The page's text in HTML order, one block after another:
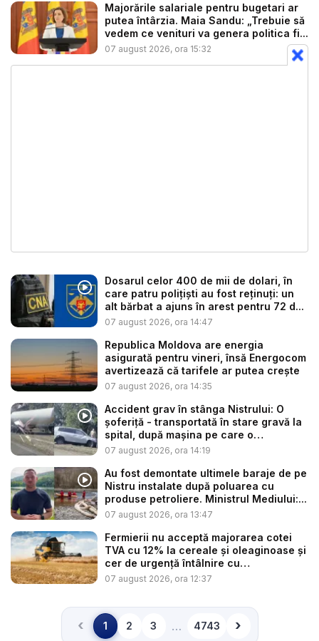
Majorările salariale pentru bugetari ar
putea întârzia. Maia Sandu: „Trebuie să
vedem ce venituri va genera politica fi...
07 august 2026, ora 15:32
Dosarul celor 400 de mii de dolari, în
care patru polițiști au fost reținuți: un
alt bărbat a ajuns în arest pentru 72 d...
07 august 2026, ora 14:47
Republica Moldova are energia
asigurată pentru vineri, însă Energocom
avertizează că tarifele ar putea crește
07 august 2026, ora 14:35
Accident grav în stânga Nistrului: O
șoferiță - transportată în stare gravă la
spital, după mașina pe care o
conduce...
07 august 2026, ora 14:19
Au fost demontate ultimele baraje de pe
Nistru instalate după poluarea cu
produse petroliere. Ministrul Mediului:...
07 august 2026, ora 13:47
Fermierii nu acceptă majorarea cotei
TVA cu 12% la cereale și oleaginoase și
cer de urgență întâlnire cu
autoritățile:...
07 august 2026, ora 12:37
‹Înapoi
1 2 3 … 4743 Înainte
›